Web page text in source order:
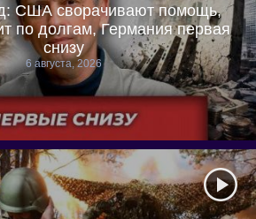
США сворачивают помощь,
по долгам, Германия первая
снизу
6 августа, 2026